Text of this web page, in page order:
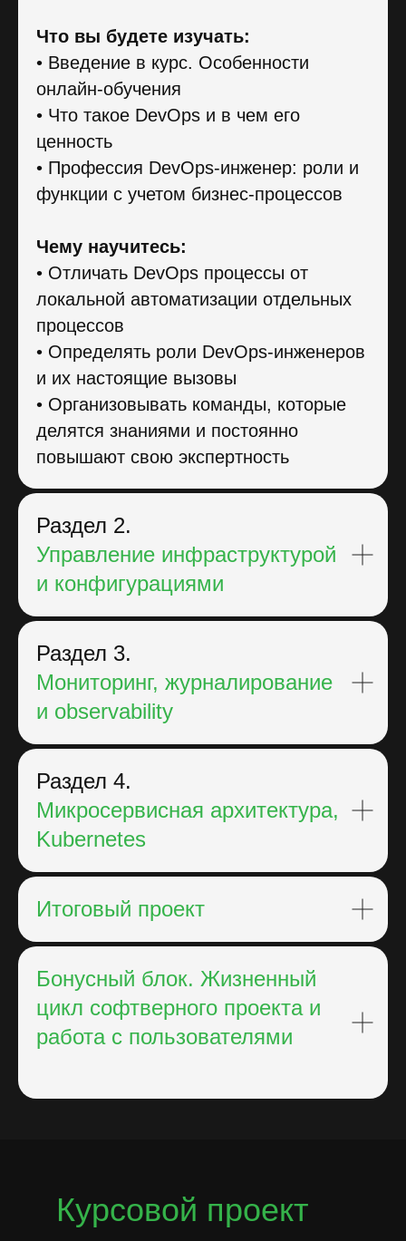
Что вы будете изучать:
• Введение в курс. Особенности
онлайн-обучения
• Что такое DevOps и в чем его
ценность
• Профессия DevOps-инженер: роли и
функции с учетом бизнес-процессов
Чему научитесь:
• Отличать DevOps процессы от
локальной автоматизации отдельных
процессов
• Определять роли DevOps-инженеров
и их настоящие вызовы
• Организовывать команды, которые
делятся знаниями и постоянно
повышают свою экспертность
Раздел 2.
Управление инфраструктурой
и конфигурациями
Раздел 3.
Мониторинг, журналирование
и observability
Раздел 4.
Микросервисная архитектура,
Kubernetes
Итоговый проект
Бонусный блок. Жизненный
цикл софтверного проекта и
работа с пользователями
Курсовой проект